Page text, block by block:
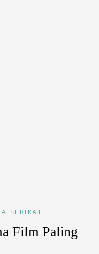
SERIKAT
Film Paling